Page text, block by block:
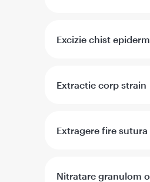
Excizie chist
Extractie corp strain
Extragere fire sutura
Nitratare granulom